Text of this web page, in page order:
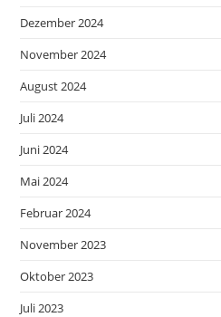
Dezember 2024
November 2024
August 2024
Juli 2024
Juni 2024
Mai 2024
Februar 2024
November 2023
Oktober 2023
Juli 2023